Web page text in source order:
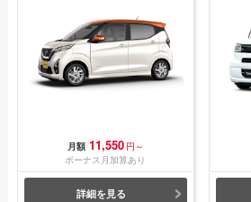
月額 11,550 円～
ボーナス月加算あり
詳細を見る